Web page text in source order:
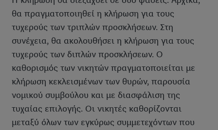
θα πραγματοποιηθεί η κλήρωση για τους
τυχερούς των τριπλών προσκλήσεων. Στη
συνέχεια, θα ακολουθήσει η κλήρωση για τους
τυχερούς των διπλών προσκλήσεων. Ο
καθορισμός των νικητών πραγματοποιείται με
κλήρωση κεκλεισμένων των θυρών, παρουσία
νομικού συμβούλου και με διασφάλιση της
τυχαίας επιλογής. Οι νικητές καθορίζονται
μεταξύ όλων των εγκύρως συμμετεχόντων που